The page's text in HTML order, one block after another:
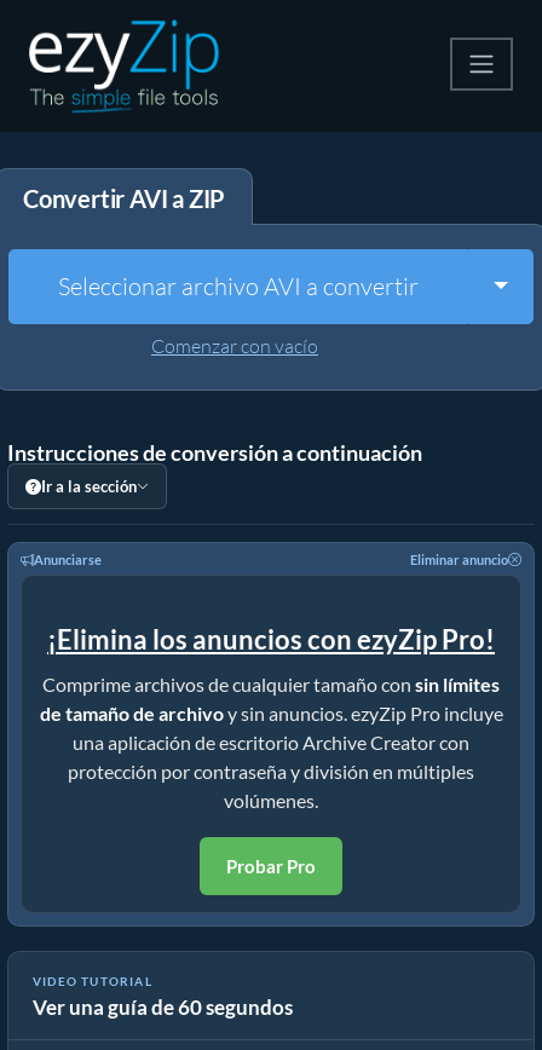
Descomprime
Otras herramientas
Convertir AVI a ZIP
Seleccionar archivo AVI a convertir
Comenzar con vacío
Instrucciones de conversión a continuación
Ir a la sección
Anunciarse Eliminar anuncio
¡Elimina los anuncios con ezyZip Pro!
Comprime archivos de cualquier tamaño con sin límites
de tamaño de archivoy sin anuncios. ezyZip Pro incluye
una aplicación de escritorio Archive Creator con
protección por contraseña y división en múltiples
volúmenes.
Probar Pro
VIDEO TUTORIAL
Ver una guía de 60 segundos
Cómo Convertir Video a ZIP En Línea (Guía sencilla)